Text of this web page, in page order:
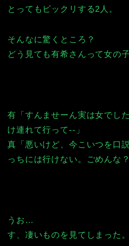
とってもビックリする2人。
そんなに驚くところ？
どう見ても有希さんって女の
有「すんませーん実は女でし
け連れて行って--」
真「悪いけど、今こいつを口
っちには行けない。ごめんな？
うお…
す、凄いものを見てしまった。